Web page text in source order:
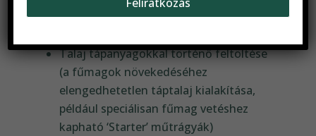
Tereprendezés (a terület
Talaj tápanyagokkal történő feltöltése
(a fűmagok növekedéséhez
elengedhetetlen táptalaj kialakítása,
például speciálisan fűmag vetéshez
kapható ‘Starter’ műtrágyák)